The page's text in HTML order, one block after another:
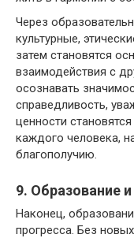
Через
культурные,
затем становятся
взаимодействия с
осознавать
справедливость,
ценности
каждого человека,
благополучию.
9. Образование
Наконец,
прогресса. Без